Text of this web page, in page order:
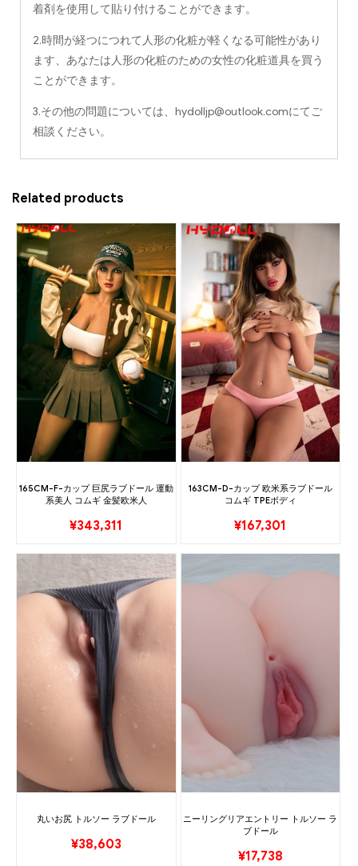
着剤を使用して貼り付けることができます。
2.時間が経つにつれて人形の化粧が軽くなる可能性があり
ます、あなたは人形の化粧のための女性の化粧道具を買う
ことができます。
3.その他の問題については、 hydolljp@outlook.comにてご
相談ください。
Related products
165CM-F-カップ 巨尻ラブドール 運動
系美人 コムギ 金髪欧米人
¥343,311
163CM-D-カップ 欧米系ラブドール
コムギ TPEボディ
¥167,301
丸いお尻 トルソー ラブドール
¥38,603
ニーリングリアエントリー トルソー ラ
ブドール
¥17,738